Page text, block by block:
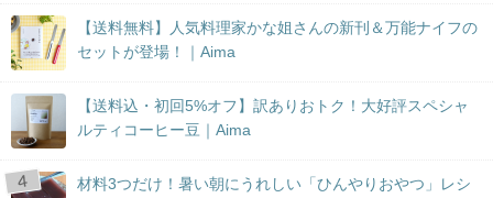
【送料無料】人気料理家かな姐さんの新刊＆万能ナイフの
セットが登場！｜Aima
【送料込・初回5%オフ】訳ありおトク！大好評スペシャ
ルティコーヒー豆｜Aima
材料3つだけ！暑い朝にうれしい「ひんやりおやつ」レシ